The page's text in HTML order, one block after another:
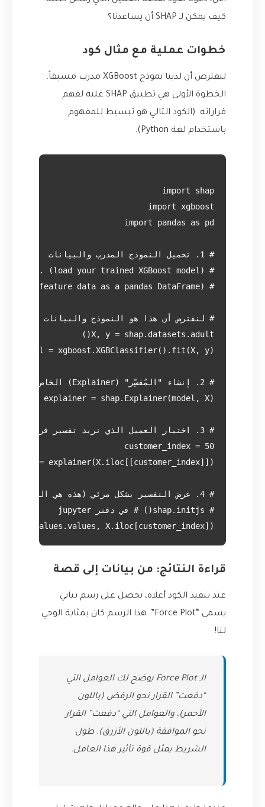
كيف يمكن لـ SHAP أن يساعدنا؟
خطوات عملية مع مثال كود
لنفترض أن لدينا نموذج XGBoost مدرب مسبقاً.
الخطوة الأولى هي تطبيق SHAP عليه لفهم
قراراته. (الكود التالي هو تبسيط للمفهوم
باستخدام لغة Python).
shap_values.values, X.iloc[customer_index])
قراءة النتائج: من بيانات إلى قصة
عند تنفيذ الكود أعلاه، نحصل على رسم بياني
يسمى “Force Plot”. هذا الرسم كان بمثابة الوحي
لنا!
الـ Force Plot يوضح لك العوامل التي
“دفعت” القرار نحو الرفض (باللون
الأحمر)، والعوامل التي “دفعت” القرار
نحو الموافقة (باللون الأزرق). طول
الشريط يمثل قوة تأثير هذا العامل.